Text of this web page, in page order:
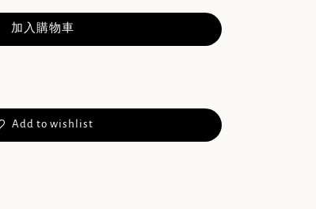
加入購物車
Add to wishlist